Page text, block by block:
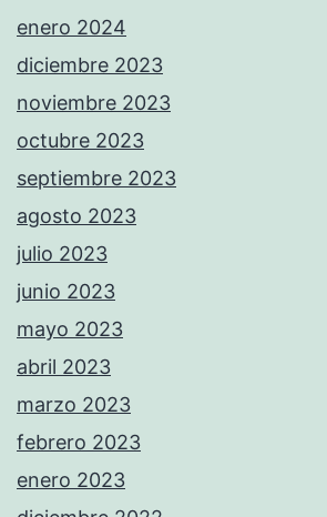
enero 2024
diciembre 2023
noviembre 2023
octubre 2023
septiembre 2023
agosto 2023
julio 2023
junio 2023
mayo 2023
abril 2023
marzo 2023
febrero 2023
enero 2023